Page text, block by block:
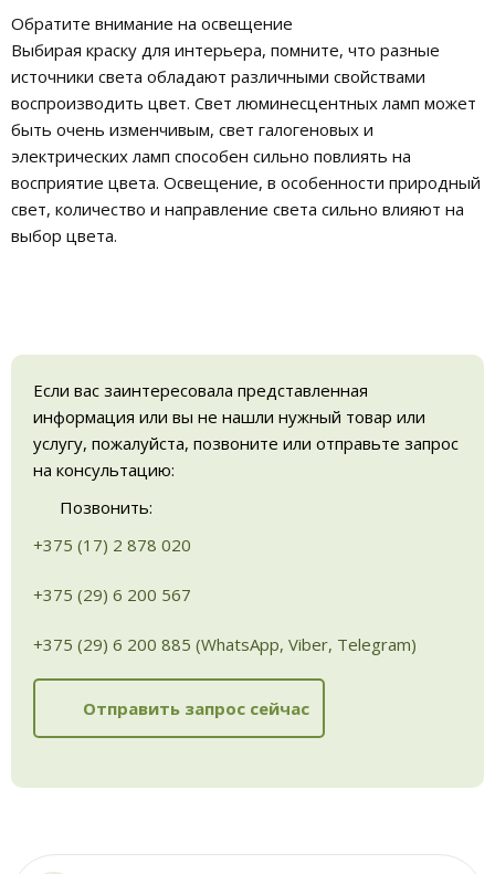
Обратите внимание на освещение
Выбирая краску для интерьера, помните, что разные
источники света обладают различными свойствами
воспроизводить цвет. Свет люминесцентных ламп может
быть очень изменчивым, свет галогеновых и
электрических ламп способен сильно повлиять на
восприятие цвета. Освещение, в особенности природный
свет, количество и направление света сильно влияют на
выбор цвета.
Если вас заинтересовала представленная
информация или вы не нашли нужный товар или
услугу, пожалуйста, позвоните или отправьте запрос
на консультацию:
Позвонить:
+375 (17) 2 878 020
+375 (29) 6 200 567
+375 (29) 6 200 885 (WhatsApp, Viber, Telegram)
Отправить запрос сейчас